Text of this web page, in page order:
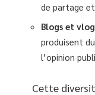
de partage et
Blogs et
produisent
l’opinion
Cette